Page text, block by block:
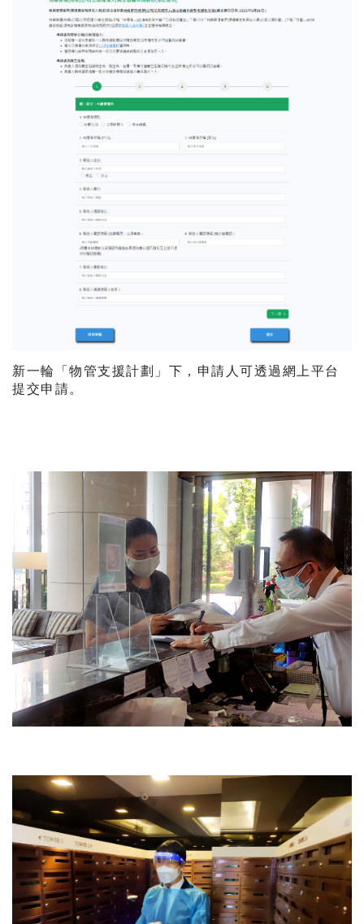
新一輪「物管支援計劃」下，申請人可透過網上平台
提交申請。